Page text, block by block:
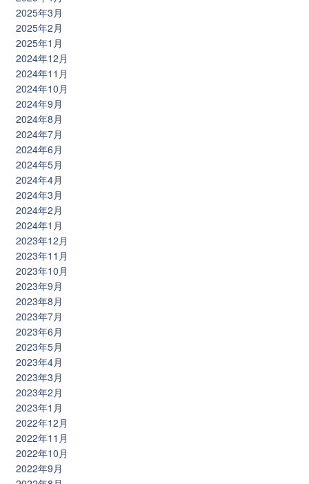
2025年3月
2025年2月
2025年1月
2024年12月
2024年11月
2024年10月
2024年9月
2024年8月
2024年7月
2024年6月
2024年5月
2024年4月
2024年3月
2024年2月
2024年1月
2023年12月
2023年11月
2023年10月
2023年9月
2023年8月
2023年7月
2023年6月
2023年5月
2023年4月
2023年3月
2023年2月
2023年1月
2022年12月
2022年11月
2022年10月
2022年9月